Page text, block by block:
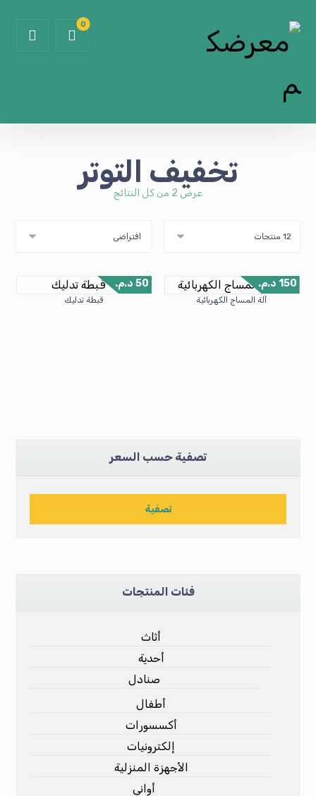
تخفيف التوتر
عرض ⁦2⁩ من كل النتائج
آلة المساج الكهربائية
150 د.م.
قبطة تدليك
50 د.م.
تصفية حسب السعر
تصفية
فئات المنتجات
أثاث
أحدية
صنادل
أطفال
أكسسورات
إلكترونيات
الأجهزة المنزلية
أواني